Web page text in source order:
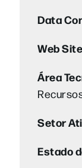
Data
Web
Área
Setor
Estado